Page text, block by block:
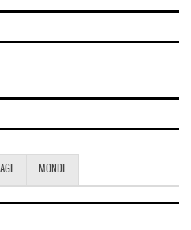
MONDE